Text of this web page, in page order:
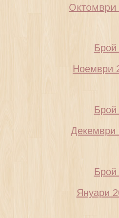
Октомври
Брой
Ноември
Брой
Декември
Брой
Януари